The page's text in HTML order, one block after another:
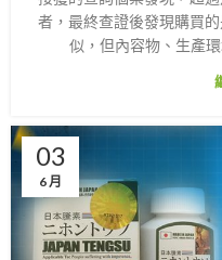
者，最終查證後發現購買
似，但內容物、生產
03
6 月